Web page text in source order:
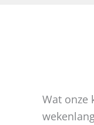
Wat onze